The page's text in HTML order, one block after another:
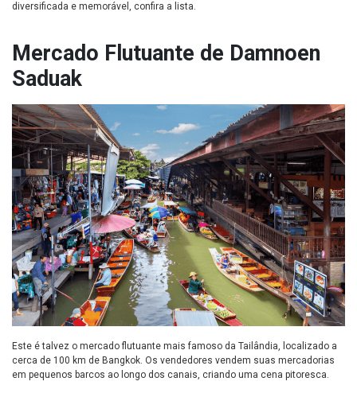
diversificada e memorável, confira a lista.
Mercado Flutuante de Damnoen
Saduak
Este é talvez o mercado flutuante mais famoso da Tailândia, localizado a
cerca de 100 km de Bangkok. Os vendedores vendem suas mercadorias
em pequenos barcos ao longo dos canais, criando uma cena pitoresca.